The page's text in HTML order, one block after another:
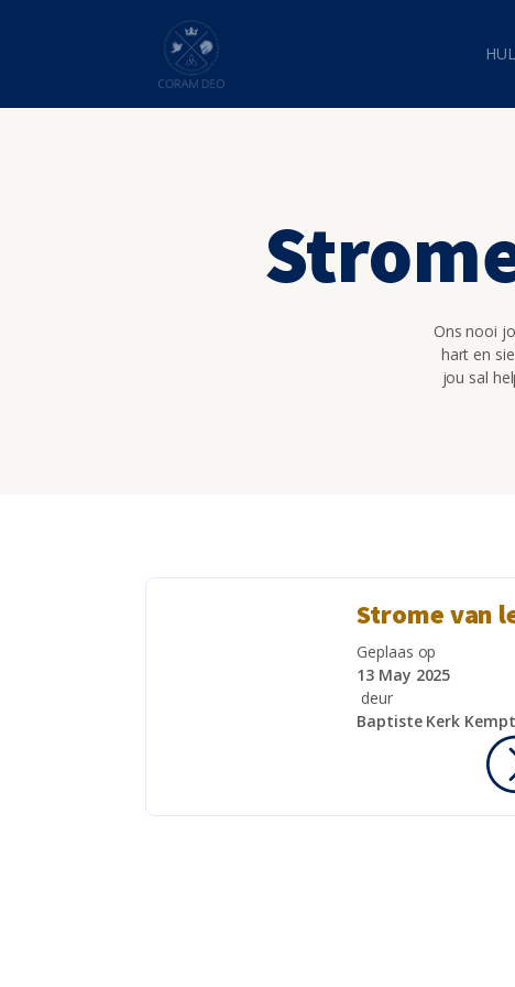
Ons nooi
hart en
jou sal
Strome van
Geplaas op
13 May 2025
deur
Baptiste Kerk